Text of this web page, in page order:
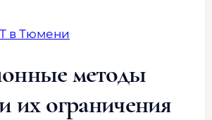
в Тюмени
методы
их ограничения